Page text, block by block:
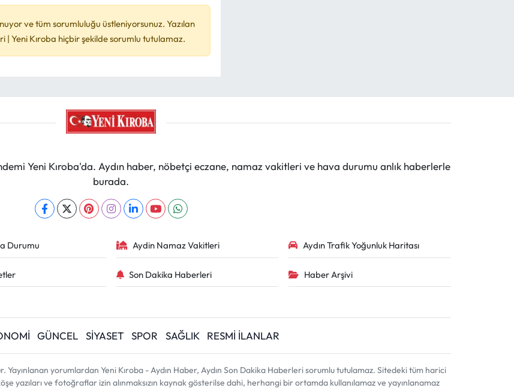
ve tüm sorumluluğu üstleniyorsunuz. Yazılan
| Yeni Kıroba hiçbir şekilde sorumlu tutulamaz.
Yeni Kıroba'da. Aydın haber, nöbetçi eczane, namaz vakitleri ve hava durumu anlık haberlerle
burada.
Durumu Aydin Namaz Vakitleri Aydın Trafik Yoğunluk Haritası
Son Dakika Haberleri Haber Arşivi
GÜNCEL SİYASET SPOR SAĞLIK RESMİ İLANLAR
yorumlardan Yeni Kıroba - Aydın Haber, Aydın Son Dakika Haberleri sorumlu tutulamaz. Sitedeki tüm harici
yazıları ve fotoğraflar izin alınmaksızın kaynak gösterilse dahi, herhangi bir ortamda kullanılamaz ve yayınlanamaz